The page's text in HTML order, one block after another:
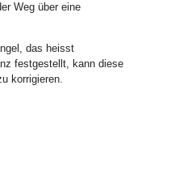
Weg über eine
das heisst
festgestellt, kann diese
korrigieren.